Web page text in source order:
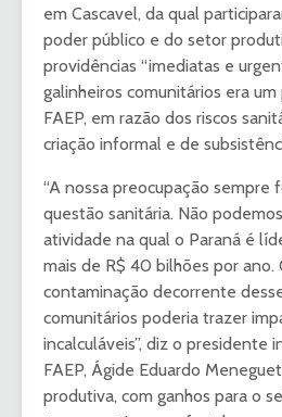
em Cascavel, da qual
poder público e do setor
providências “imediatas e
galinheiros comunitários era
FAEP, em razão dos riscos
criação informal e de
“A nossa preocupação sempre
questão sanitária. Não
atividade na qual o Paraná é
mais de R$ 40 bilhões por ano.
contaminação decorrente
comunitários poderia trazer
incalculáveis”, diz o presidente
FAEP, Ágide Eduardo
produtiva, com ganhos para o